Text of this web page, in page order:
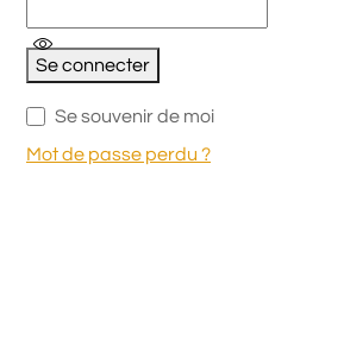
Se connecter
Se souvenir de moi
Mot de passe perdu ?